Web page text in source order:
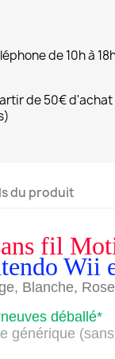
de 10h à
de 50€
du produit
fil
Wii
Blanche,
déballé*
générique